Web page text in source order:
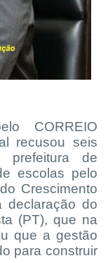
CORREIO
recusou seis
prefeitura de
escolas pelo
Crescimento
declaração do
(PT), que na
que a gestão
para construir